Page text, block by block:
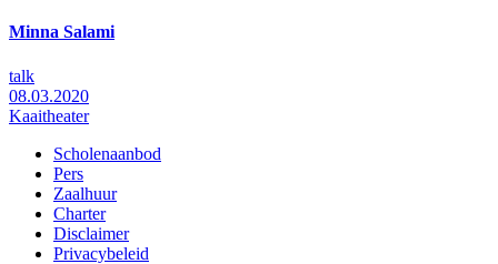
Minna Salami
talk
08.03.2020
Kaaitheater
Footer
Scholenaanbod
Pers
Zaalhuur
Charter
Disclaimer
Privacybeleid